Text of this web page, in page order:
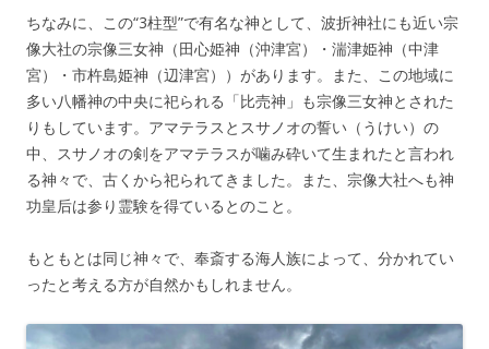
ちなみに、この“3柱型”で有名な神として、波折神社にも近い宗
像大社の宗像三女神（田心姫神（沖津宮）・湍津姫神（中津
宮）・市杵島姫神（辺津宮））があります。また、この地域に
多い八幡神の中央に祀られる「比売神」も宗像三女神とされた
りもしています。アマテラスとスサノオの誓い（うけい）の
中、スサノオの剣をアマテラスが噛み砕いて生まれたと言われ
る神々で、古くから祀られてきました。また、宗像大社へも神
功皇后は参り霊験を得ているとのこと。
もともとは同じ神々で、奉斎する海人族によって、分かれてい
ったと考える方が自然かもしれません。